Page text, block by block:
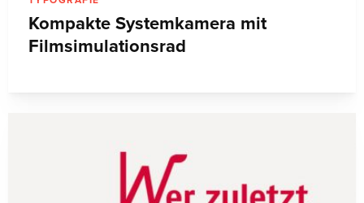
Kompakte Systemkamera mit
Filmsimulationsrad